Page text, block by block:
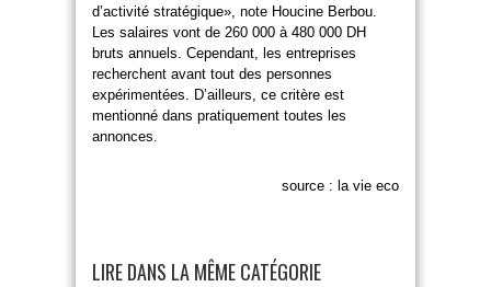
d’activité stratégique», note Houcine Berbou.
Les salaires vont de 260 000 à 480 000 DH
bruts annuels. Cependant, les entreprises
recherchent avant tout des personnes
expérimentées. D’ailleurs, ce critère est
mentionné dans pratiquement toutes les
annonces.
source : la vie eco
LIRE DANS LA MÊME CATÉGORIE